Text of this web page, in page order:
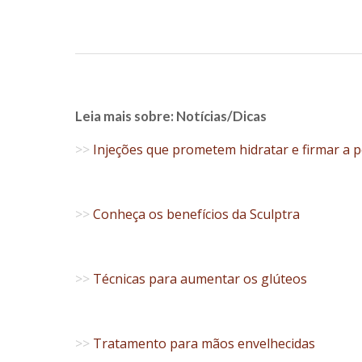
Leia mais sobre: Notícias/Dicas
>> Injeções que prometem hidratar e firmar a
>> Conheça os benefícios da Sculptra
>> Técnicas para aumentar os glúteos
>> Tratamento para mãos envelhecidas